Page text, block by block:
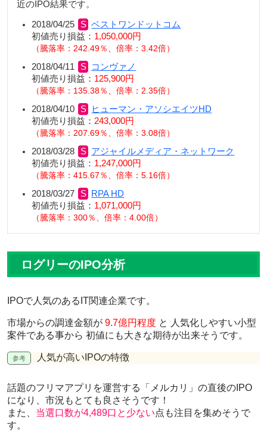
近のIPO結果です。
2018/04/25
ベストワンドットコム
初値売り損益： 1,050,000円
騰落率：242.49％、倍率：3.42倍
2018/04/11
コンヴァノ
初値売り損益： 125,900円
騰落率：135.38％、倍率：2.35倍
2018/04/10
ヒューマン・アソシエイツHD
初値売り損益： 243,000円
騰落率：207.69％、倍率：3.08倍
2018/03/28
アジャイルメディア・ネットワーク
初値売り損益： 1,247,000円
騰落率：415.67％、倍率：5.16倍
2018/03/27
RPA HD
初値売り損益： 1,071,000円
騰落率：300％、倍率：4.00倍
ログリーのIPO分析
IPOで人気のある IT関連企業です。
市場からの調達金額が 9.7億円程度 と 人気化しやすい小型
案件である事から 初値にも大きな期待が出来そうです。
人気が高いIPOの特徴
話題のフリマアプリを運営する「メルカリ」の直後のIPO
になり、 市況もとても良さそう です！
また、 当選口数が4,489口と少ない点も注目を集めそうで
す。